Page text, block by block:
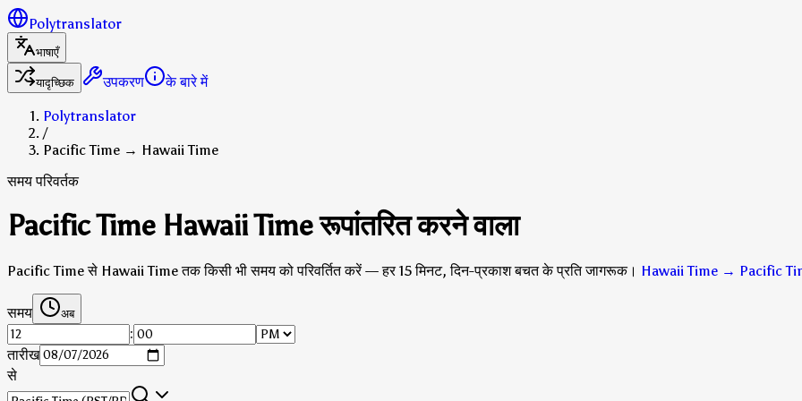
Polytranslator
भाषाएँ
यादृच्छिक
उपकरण
के बारे में
Polytranslator
/
Pacific Time → Hawaii Time
समय परिवर्तक
Pacific Time Hawaii Time रूपांतरित करने वाला
Pacific Time से Hawaii Time तक किसी भी समय को परिवर्तित करें — हर 15 मिनट, दिन-प्रकाश बचत के प्रति जागरूक। Hawaii Time → Pacific
समय अब
:
तारीख
से